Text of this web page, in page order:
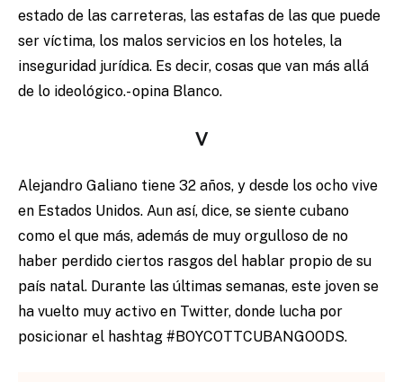
estado de las carreteras, las estafas de las que puede
ser víctima, los malos servicios en los hoteles, la
inseguridad jurídica. Es decir, cosas que van más allá
de lo ideológico.- opina Blanco.
V
Alejandro Galiano tiene 32 años, y desde los ocho vive
en Estados Unidos. Aun así, dice, se siente cubano
como el que más, además de muy orgulloso de no
haber perdido ciertos rasgos del hablar propio de su
país natal. Durante las últimas semanas, este joven se
ha vuelto muy activo en Twitter, donde lucha por
posicionar el hashtag #BOYCOTTCUBANGOODS.